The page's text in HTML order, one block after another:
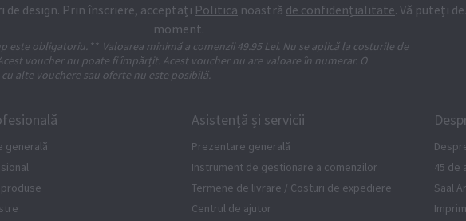
design. Prin înscriere, acceptați Politica noastră de confidențialitate. Vă puteți
moment.
este obligatoriu. ** Valoarea minimă a comenzii 49.95 Lei. Nu se aplică la costurile de
voucher nu poate fi împărțit. Acest voucher nu are valoare în numerar. O
alte vouchere sau oferte nu este posibilă.
generală
Asistență și servicii
Prezentare generală
Instrument de gestionare a comenzilor
Termene de livrare / Costuri de expediere
Centrul de ajutor
45 de
Saal